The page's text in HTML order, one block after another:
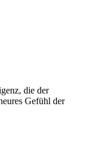
die der
Gefühl der